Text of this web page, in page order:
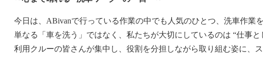
今日は、ABivanで行っている作業の中でも人気のひとつ、洗車作業
単なる「車を洗う」ではなく、私たちが大切にしているのは “仕事と
利用クルーの皆さんが集中し、役割を分担しながら取り組む姿に、